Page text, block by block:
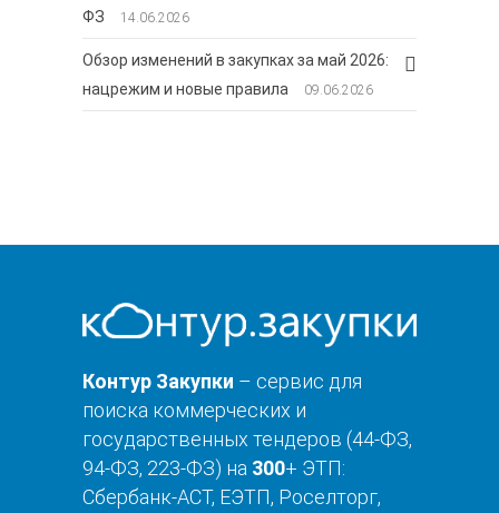
ФЗ
14.06.2026
Обзор изменений в закупках за май 2026:
нацрежим и новые правила
09.06.2026
Контур Закупки – сервис для
поиска коммерческих и
государственных тендеров (44-ФЗ,
94-ФЗ, 223-ФЗ) на 300+ ЭТП:
Сбербанк-АСТ, ЕЭТП, Роселторг,